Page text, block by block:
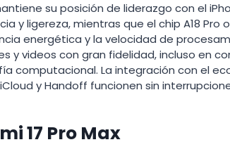
su posición de liderazgo con el
y ligereza, mientras que el chip A18
energética y la velocidad de
y videos con gran fidelidad, incluso en
computacional. La integración con el
y Handoff funcionen sin
17 Pro Max